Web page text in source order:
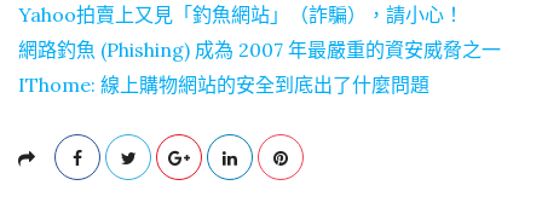
Yahoo拍賣上又見「釣魚網站」（詐騙），請小心！
網路釣魚 (Phishing) 成為 2007 年最嚴重的資安威脅之一
IThome: 線上購物網站的安全到底出了什麼問題